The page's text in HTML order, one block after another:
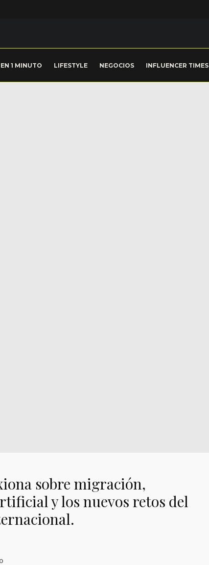
1 MINUTO LIFESTYLE NEGOCIOS INFLUENCER TIMES
sobre migración,
y los nuevos retos del